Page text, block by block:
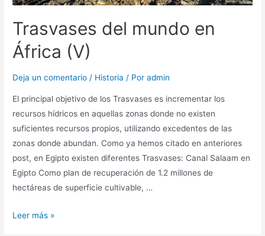
Trasvases del mundo en
África (V)
Deja un comentario / Historia / Poradmin
El principal objetivo de los Trasvases es incrementar los
recursos hídricos en aquellas zonas donde no existen
suficientes recursos propios, utilizando excedentes de las
zonas donde abundan. Como ya hemos citado en anteriores
post, en Egipto existen diferentes Trasvases: Canal Salaam en
Egipto Como plan de recuperación de 1.2 millones de
hectáreas de superficie cultivable, …
Leer más »